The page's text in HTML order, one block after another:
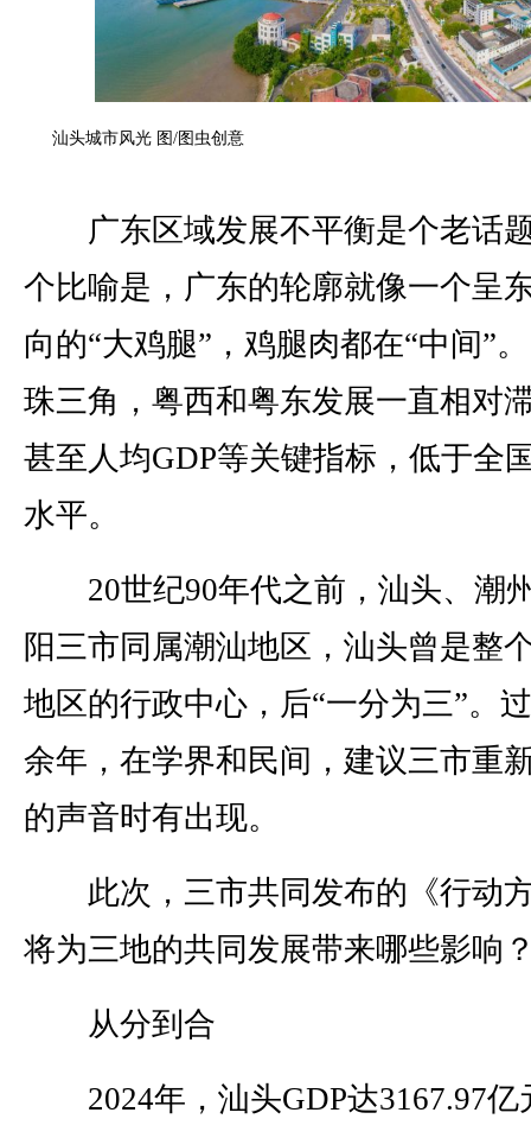
汕头城市风光 图/图虫创意
广东区域发展不平衡是个老话
个比喻是，广东的轮廓就像一个呈
向的“大鸡腿”，鸡腿肉都在“中间”
珠三角，粤西和粤东发展一直相对
甚至人均GDP等关键指标，低于全
水平。
20世纪90年代之前，汕头、潮
阳三市同属潮汕地区，汕头曾是整
地区的行政中心，后“一分为三”。
余年，在学界和民间，建议三市重
的声音时有出现。
此次，三市共同发布的《行动
将为三地的共同发展带来哪些影响
从分到合
2024年，汕头GDP达3167.97亿